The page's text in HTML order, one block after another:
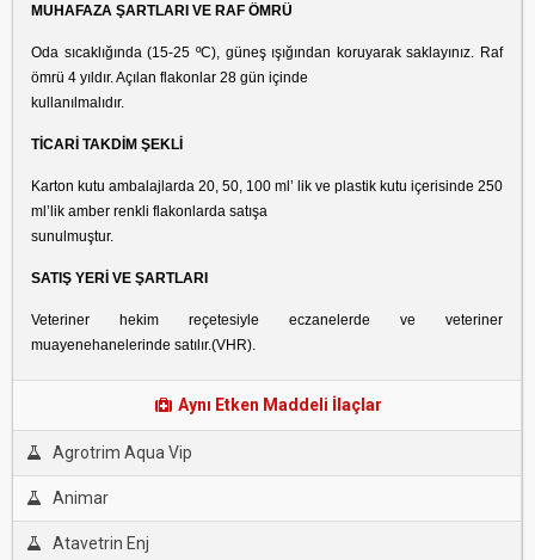
MUHAFAZA ŞARTLARI VE RAF ÖMRÜ
Oda sıcaklığında (15-25 ºC), güneş ışığından koruyarak saklayınız. Raf
ömrü 4 yıldır. Açılan flakonlar 28 gün içinde
kullanılmalıdır.
TİCARİ TAKDİM ŞEKLİ
Karton kutu ambalajlarda 20, 50, 100 ml’ lik ve plastik kutu içerisinde 250
ml’lik amber renkli flakonlarda satışa
sunulmuştur.
SATIŞ YERİ VE ŞARTLARI
Veteriner hekim reçetesiyle eczanelerde ve veteriner
muayenehanelerinde satılır.(VHR).
Aynı Etken Maddeli İlaçlar
Agrotrim Aqua Vip
Animar
Atavetrin Enj